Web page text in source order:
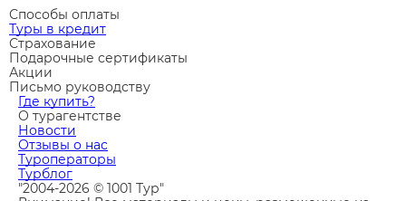
Способы оплаты
Туры в кредит
Страхование
Подарочные сертификаты
Акции
Письмо руководству
Где купить?
О турагентстве
Новости
Отзывы о нас
Туроператоры
Турблог
"2004-2026 © 1001 Тур"